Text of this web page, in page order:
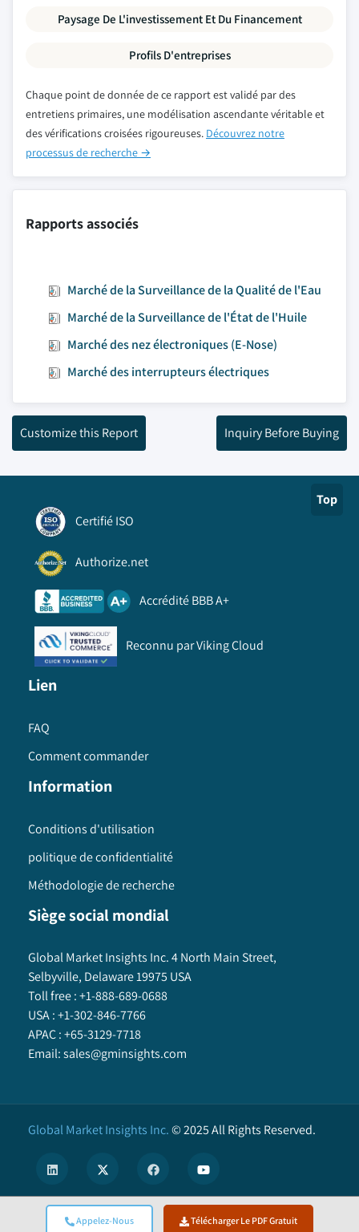
Appelez-Nous Télécharger Le PDF Gratuit
Paysage De L'investissement Et Du Financement
Profils D'entreprises
Chaque point de donnée de ce rapport est validé par des
entretiens primaires, une modélisation ascendante véritable et
des vérifications croisées rigoureuses. Découvrez notre
processus de recherche →
Rapports associés
Marché de la Surveillance de la Qualité de l'Eau
Marché de la Surveillance de l'État de l'Huile
Marché des nez électroniques (E-Nose)
Marché des interrupteurs électriques
Customize this Report Inquiry Before Buying
Top
Certifié ISO
Authorize.net
Accrédité BBB A+
Reconnu par Viking Cloud
Lien
FAQ
Comment commander
Information
Conditions d'utilisation
politique de confidentialité
Méthodologie de recherche
Siège social mondial
Global Market Insights Inc. 4 North Main Street,
Selbyville, Delaware 19975 USA
Toll free :+1-888-689-0688
USA :+1-302-846-7766
APAC :+65-3129-7718
Email:sales@gminsights.com
Global Market Insights Inc.©2025All Rights Reserved.
We use cookies to enhance user experience. (Privacy Policy